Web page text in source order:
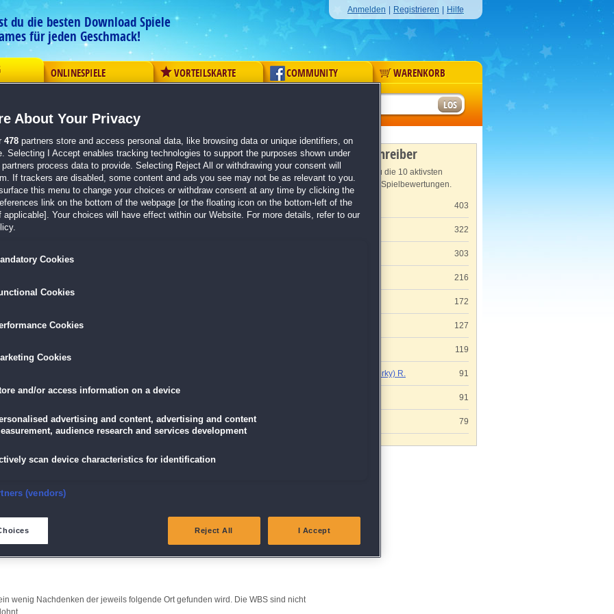
du die besten Download Spiele
für jeden Geschmack!
Anmelden Registrieren Hilfe
ONLINESPIELE VORTEILSKARTE COMMUNITY WARENKORB
Logik Mahjong
zu dem Spiel Amaranthine Voyage:
die Grafik und die vielen schönen locations überzeugen- Die Minispiele sind
Der Baum desd Lebens
und vrto allem viel Spielspaß
wenig Nachdenken der jeweils folgende Ort gefunden wird. Die WBS sind nicht
Meisterschreiber
Hier findest du die 10 aktivsten
Verfasser von Spielbewertungen.
Claudia K. 403
322
303
216
172
127
119
Gaby (Webworky) R. 91
91
79
About Your Privacy
478 partners store and access personal data, like browsing data or unique identifiers, on
Selecting I Accept enables tracking technologies to support the purposes shown under
process data to provide. Selecting Reject All or withdrawing your consent will
If trackers are disabled, some content and ads you see may not be as relevant to you.
this menu to change your choices or withdraw consent at any time by clicking the
link on the bottom of the webpage [or the floating icon on the bottom-left of the
applicable]. Your choices will have effect within our Website. For more details, refer to our
Cookies
Cookies
Cookies
Cookies
and/or access information on a device
advertising and content, advertising and content
audience research and services development
scan device characteristics for identification
security, prevent and detect fraud, and fix errors
and combine data from other data sources
(vendors)
Reject All I Accept